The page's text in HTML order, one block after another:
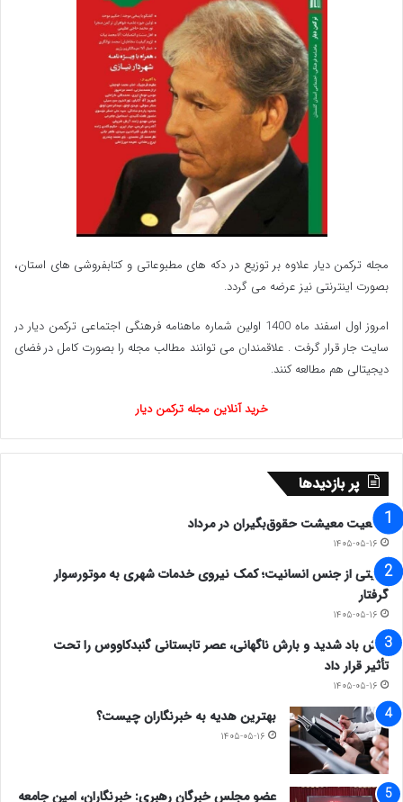
مجله ترکمن دیار علاوه بر توزیع در دکه های مطبوعاتی و کتابفروشی های استان،
بصورت اینترنتی نیز عرضه می گردد.‌
امروز اول اسفند ماه 1400 اولین شماره ماهنامه فرهنگی اجتماعی ترکمن دیار در
سایت جار قرار گرفت . علاقمندان می توانند مطالب مجله را بصورت کامل در فضای
دیجیتالی هم مطالعه کنند.
خرید آنلاین مجله ترکمن دیار
پر بازدیدها
وضعیت معیشت حقوق‌بگیران در مرداد
۱۴۰۵-۰۵-۱۶
روایتی از جنس انسانیت؛ کمک نیروی خدمات شهری به موتورسوار
گرفتار
۱۴۰۵-۰۵-۱۶
وزش باد شدید و بارش ناگهانی، عصر تابستانی گنبدکاووس را تحت
تأثیر قرار داد
۱۴۰۵-۰۵-۱۶
بهترین هدیه به خبرنگاران چیست؟
۱۴۰۵-۰۵-۱۶
عضو مجلس خبرگان رهبری: خبرنگاران، امین جامعه